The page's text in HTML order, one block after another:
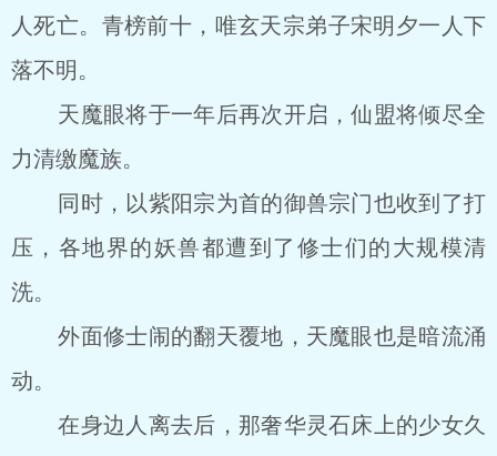
人死亡。青榜前十，唯玄天宗弟子宋明夕一人下
落不明。
天魔眼将于一年后再次开启，仙盟将倾尽全
力清缴魔族。
同时，以紫阳宗为首的御兽宗门也收到了打
压，各地界的妖兽都遭到了修士们的大规模清
洗。
外面修士闹的翻天覆地，天魔眼也是暗流涌
动。
在身边人离去后，那奢华灵石床上的少女久